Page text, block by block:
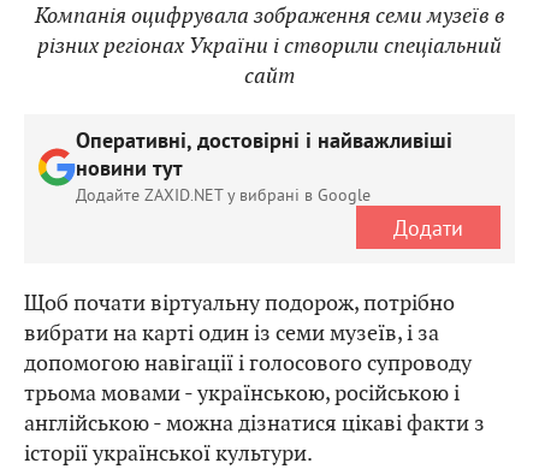
Компанія оцифрувала зображення семи музеїв в
різних регіонах України і створили спеціальний
сайт
Оперативні, достовірні і найважливіші
новини тут
Додайте ZAXID.NET у вибрані в Google
Додати
Щоб почати віртуальну подорож, потрібно
вибрати на карті один із семи музеїв, і за
допомогою навігації і голосового супроводу
трьома мовами - українською, російською і
англійською - можна дізнатися цікаві факти з
історії української культури.